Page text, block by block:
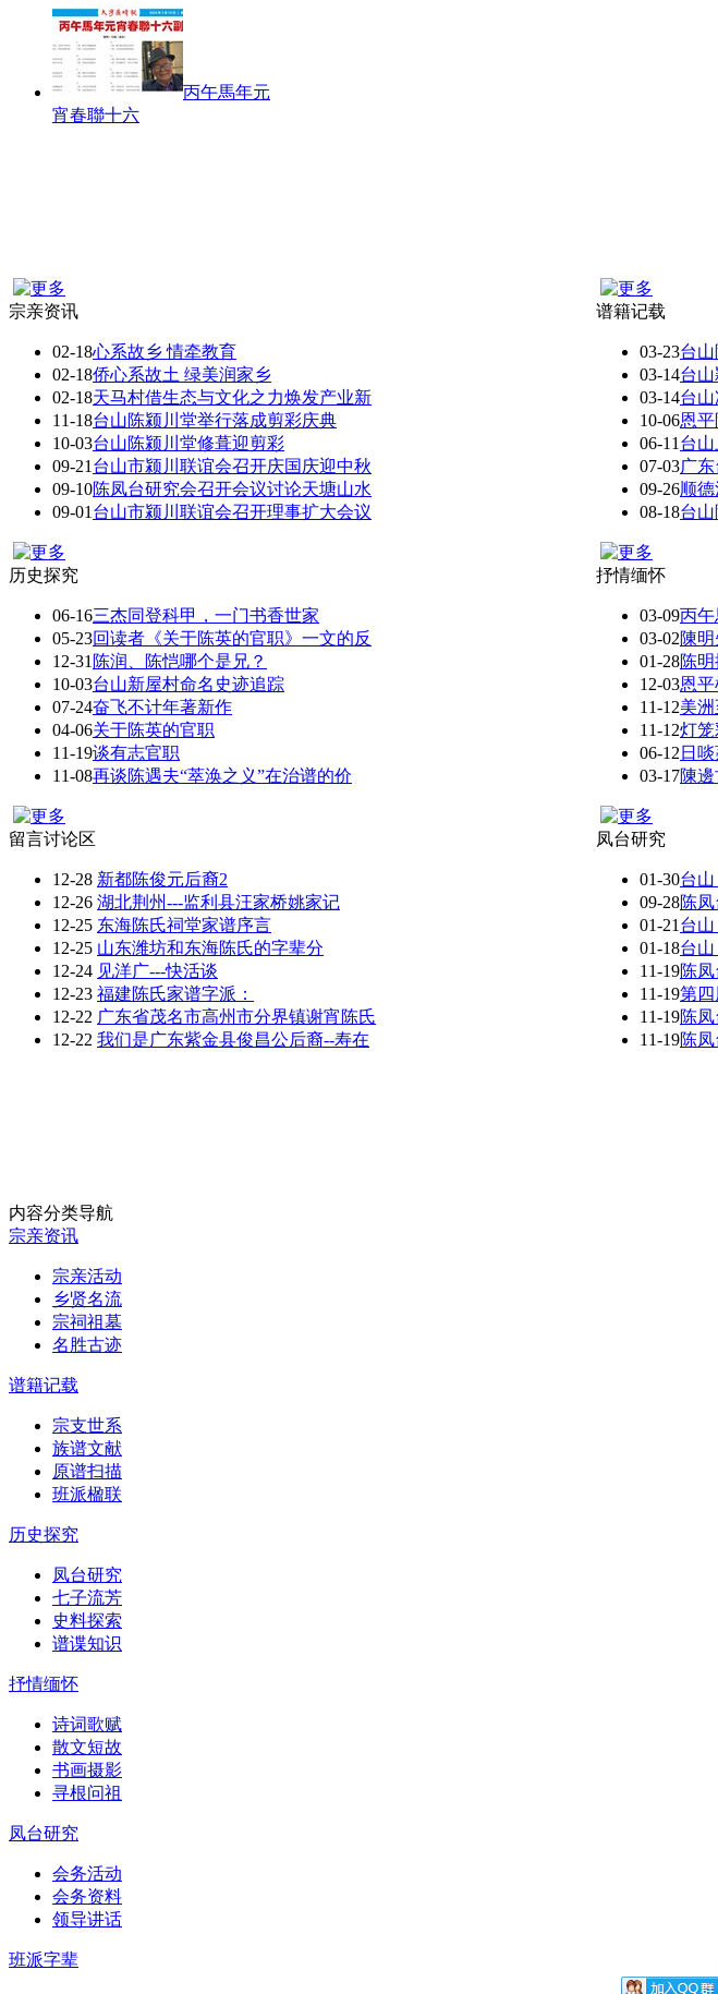
丙午馬年元
宵春聯十六
宗亲资讯
02-18心系故乡 情牵教育
02-18侨心系故土 绿美润家乡
02-18天马村借生态与文化之力焕发产业新
11-18台山陈颍川堂举行落成剪彩庆典
10-03台山陈颍川堂修葺迎剪彩
09-21 台山市颍川联谊会召开庆国庆迎中秋
09-10陈凤台研究会召开会议讨论天塘山水
09-01 台山市颍川联谊会召开理事扩大会议
谱籍记载
03-23台
03-14台
03-14台
10-06恩
06-11 台
07-03广
09-26顺德
08-18台
历史探究
06-16三杰同登科甲，一门书香世家
05-23回读者《关于陈英的官职》一文的反
12-31 陈润、陈恺哪个是兄？
10-03台山新屋村命名史迹追踪
07-24奋飞不计年著新作
04-06关于陈英的官职
11-19谈有志官职
11-08再谈陈遇夫“萃涣之义”在治谱的价
抒情缅怀
03-09丙午
03-02陳
01-28陈
12-03恩
11-12美
11-12灯
06-12 日
03-17陳
留言讨论区
12-28 新都陈俊元后裔2
12-26 湖北荆州---监利县汪家桥姚家记
12-25 东海陈氏祠堂家谱序言
12-25 山东潍坊和东海陈氏的字辈分
12-24 见洋广---快活谈
12-23 福建陈氏家谱字派：
12-22 广东省茂名市高州市分界镇谢宵陈氏
12-22 我们是广东紫金县俊昌公后裔--寿在
凤台研究
01-30台
09-28陈
01-21 台
01-18台
11-19陈
11-19第
11-19陈
11-19陈
内容分类导航
宗亲资讯
宗亲活动
乡贤名流
宗祠祖墓
名胜古迹
谱籍记载
宗支世系
族谱文献
原谱扫描
班派楹联
历史探究
凤台研究
七子流芳
史料探索
谱谍知识
抒情缅怀
诗词歌赋
散文短故
书画摄影
寻根问祖
凤台研究
会务活动
会务资料
领导讲话
班派字辈